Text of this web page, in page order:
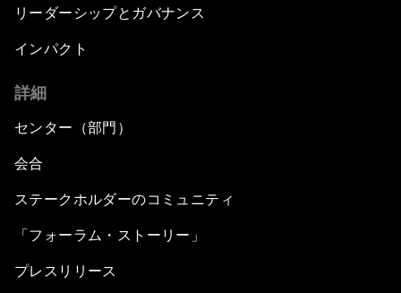
リーダーシップとガバナンス
インパクト
詳細
センター（部門）
会合
ステークホルダーのコミュニティ
「フォーラム・ストーリー」
プレスリリース